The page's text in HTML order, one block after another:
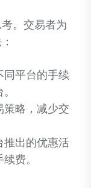
。交易者为
同平台的手续
策略，减少交
推出的优惠活
费。